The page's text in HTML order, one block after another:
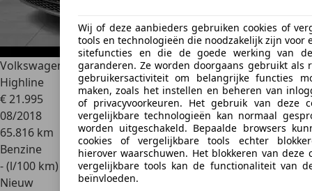
Wij of deze aanbieders gebruiken cookies of
tools en technologieën die noodzakelijk zijn voor
sitefuncties en die de goede werking van
garanderen. Ze worden doorgaans gebruikt als
gebruikersactiviteit om belangrijke functies
maken, zoals het instellen en beheren van
of privacyvoorkeuren. Het gebruik van deze
vergelijkbare technologieën kan normaal
worden uitgeschakeld. Bepaalde browsers
cookies of vergelijkbare tools echter
hierover waarschuwen. Het blokkeren van deze
vergelijkbare tools kan de functionaliteit van
beïnvloeden.
Volkswagen Tiguan Allspace2.0 TSI 190 pk DSG - 4Motion -
Highline
€ 21.995
08/2018
65.816 km
Benzine
- (l/100 km)
Nieuw